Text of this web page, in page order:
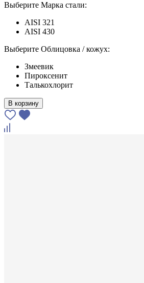
Выберите Марка стали:
AISI 321
AISI 430
Выберите Облицовка / кожух:
Змеевик
Пироксенит
Талькохлорит
В корзину